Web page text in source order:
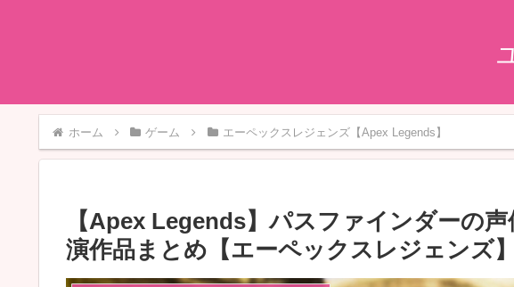
ホーム ゲーム エーペックスレジェンズ【Apex Legends】
【Apex Legends】パスファインダーの
演作品まとめ【エーペックスレジェンズ】